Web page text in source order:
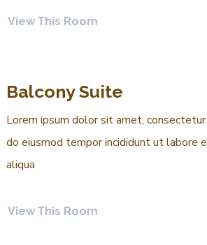
View This Room
Balcony Suite
Lorem ipsum dolor sit amet,
do eiusmod tempor incididunt ut labore
aliqua
View This Room